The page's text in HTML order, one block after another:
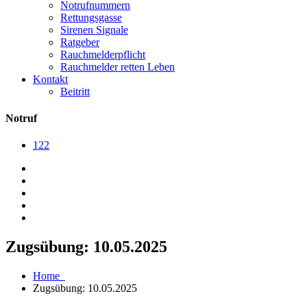
Notrufnummern
Rettungsgasse
Sirenen Signale
Ratgeber
Rauchmelderpflicht
Rauchmelder retten Leben
Kontakt
Beitritt
Notruf
122
Zugsübung: 10.05.2025
Home
Zugsübung: 10.05.2025